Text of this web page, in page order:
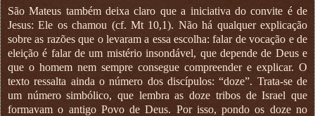
São Mateus também deixa claro que a iniciativa do convite é de
Jesus: Ele os chamou (cf. Mt 10,1). Não há qualquer explicação
sobre as razões que o levaram a essa escolha: falar de vocação e de
eleição é falar de um mistério insondável, que depende de Deus e
que o homem nem sempre consegue compreender e explicar. O
texto ressalta ainda o número dos discípulos: “doze”. Trata-se de
um número simbólico, que lembra as doze tribos de Israel que
formavam o antigo Povo de Deus. Por isso, pondo os doze no